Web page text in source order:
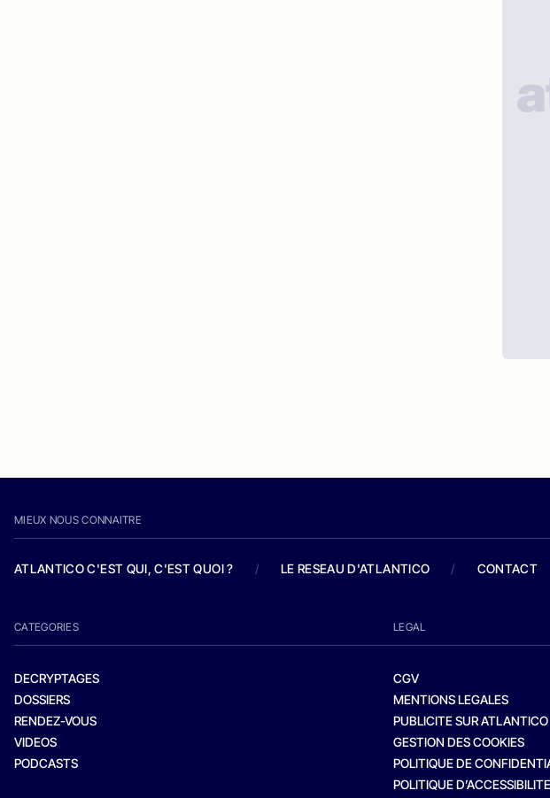
MIEUX NOUS CONNAITRE
ATLANTICO C'EST QUI, C'EST QUOI ? / LE RESEAU D'ATLANTICO / CONTACT
CATEGORIES
DECRYPTAGES
DOSSIERS
RENDEZ-VOUS
VIDEOS
PODCASTS
LEGAL
CGV
MENTIONS LEGALES
PUBLICITE SUR ATLANTICO
GESTION DES COOKIES
POLITIQUE DE
POLITIQUE D’ACCESSIBILITE